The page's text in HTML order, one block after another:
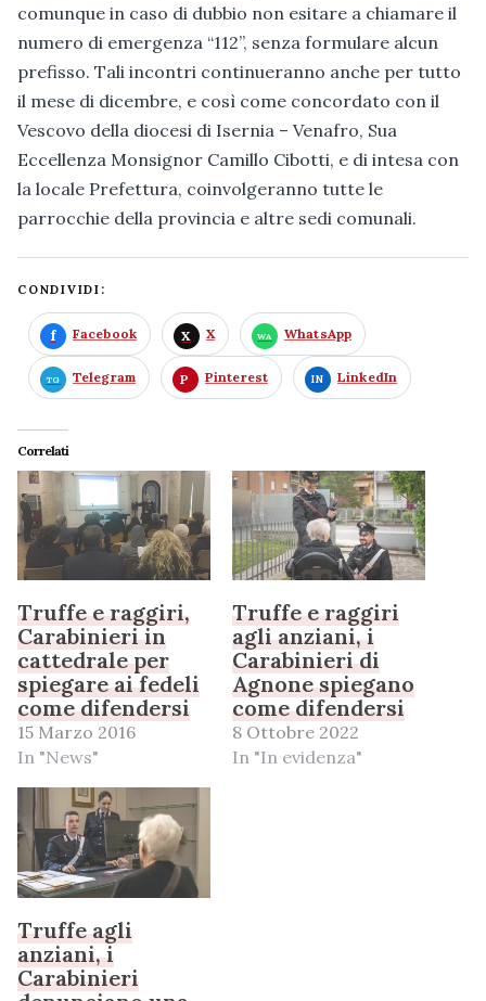
comunque in caso di dubbio non esitare a chiamare il
numero di emergenza “112”, senza formulare alcun
prefisso. Tali incontri continueranno anche per tutto
il mese di dicembre, e così come concordato con il
Vescovo della diocesi di Isernia – Venafro, Sua
Eccellenza Monsignor Camillo Cibotti, e di intesa con
la locale Prefettura, coinvolgeranno tutte le
parrocchie della provincia e altre sedi comunali.
CONDIVIDI:
Facebook X WhatsApp
Telegram Pinterest LinkedIn
Correlati
Truffe e raggiri,
Carabinieri in
cattedrale per
spiegare ai fedeli
come difendersi
15 Marzo 2016
In "News"
Truffe e raggiri
agli anziani, i
Carabinieri di
Agnone spiegano
come difendersi
8 Ottobre 2022
In "In evidenza"
Truffe agli
anziani, i
Carabinieri